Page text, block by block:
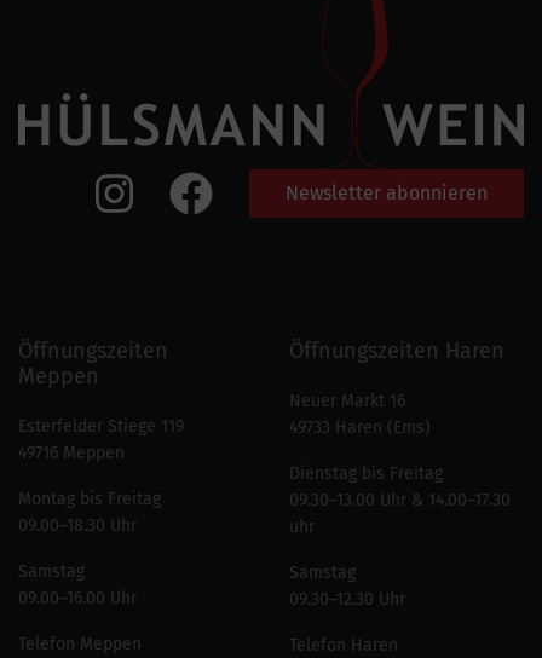
Newsletter abonnieren
Öffnungszeiten
Meppen
Esterfelder Stiege 119
49716 Meppen
Montag bis Freitag
09.00–18.30 Uhr
Samstag
09.00–16.00 Uhr
Telefon Meppen
Öffnungszeiten Haren
Neuer Markt 16
49733 Haren (Ems)
Dienstag bis Freitag
09.30–13.00 Uhr & 14.00–17.30
uhr
Samstag
09.30–12.30 Uhr
Telefon Haren